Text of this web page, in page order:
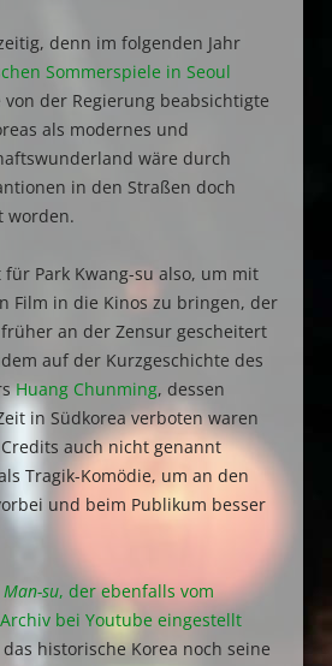
denn im folgenden Jahr
Sommerspiele in Seoul
der Regierung beabsichtigte
als modernes und
wäre durch
in den Straßen doch
worden.
Park Kwang-su also, um mit
Film in die Kinos zu bringen, der
an der Zensur gescheitert
auf der Kurzgeschichte des
Huang Chunming, dessen
in Südkorea verboten waren
auch nicht genannt
Tragik-Komödie, um an den
und beim Publikum besser
su, der ebenfalls vom
bei Youtube eingestellt
historische Korea noch seine